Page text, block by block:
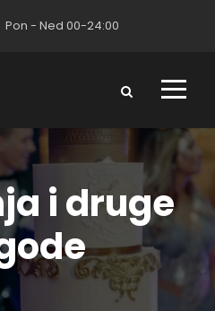
Pon - Ned 00-24:00
i druge